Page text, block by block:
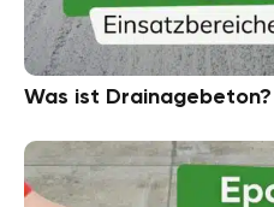
Was ist Drainagebeton?